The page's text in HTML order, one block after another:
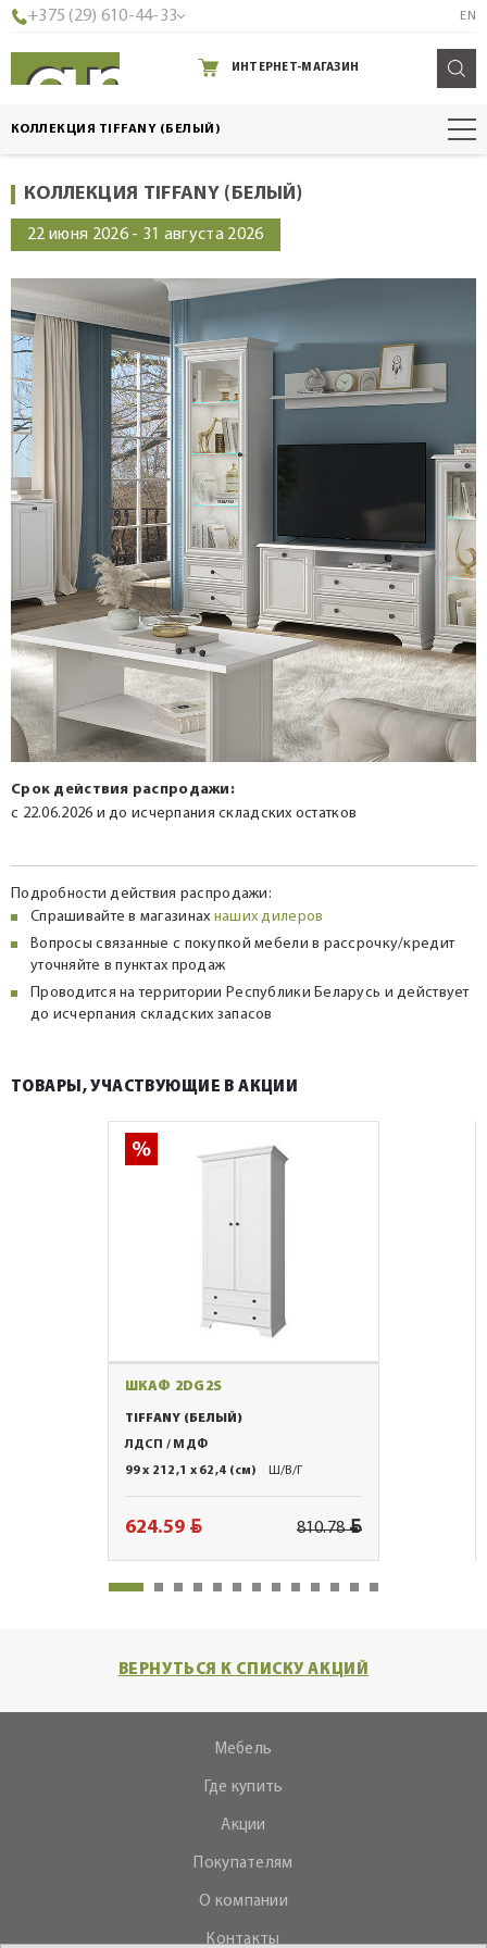
+375 (29) 610-44-33 EN
ИНТЕРНЕТ-МАГАЗИН
КОЛЛЕКЦИЯ TIFFANY (БЕЛЫЙ)
КОЛЛЕКЦИЯ TIFFANY (БЕЛЫЙ)
22 июня 2026 - 31 августа 2026
Срок действия распродажи:
с 22.06.2026 и до исчерпания складских остатков
Подробности действия распродажи:
Спрашивайте в магазинах наших дилеров
Вопросы связанные с покупкой мебели в рассрочку/кредит
уточняйте в пунктах продаж
Проводится на территории Республики Беларусь и действует
до исчерпания складских запасов
ТОВАРЫ, УЧАСТВУЮЩИЕ В АКЦИИ
ШКАФ 2DG2S
TIFFANY (БЕЛЫЙ)
ЛДСП / МДФ
99 x 212,1 x 62,4 (см)
Ш/В/Г
624.59 BYN 810.78BYN
ВЕРНУТЬСЯ К СПИСКУ АКЦИЙ
Мебель
Где купить
Акции
Покупателям
О компании
Контакты